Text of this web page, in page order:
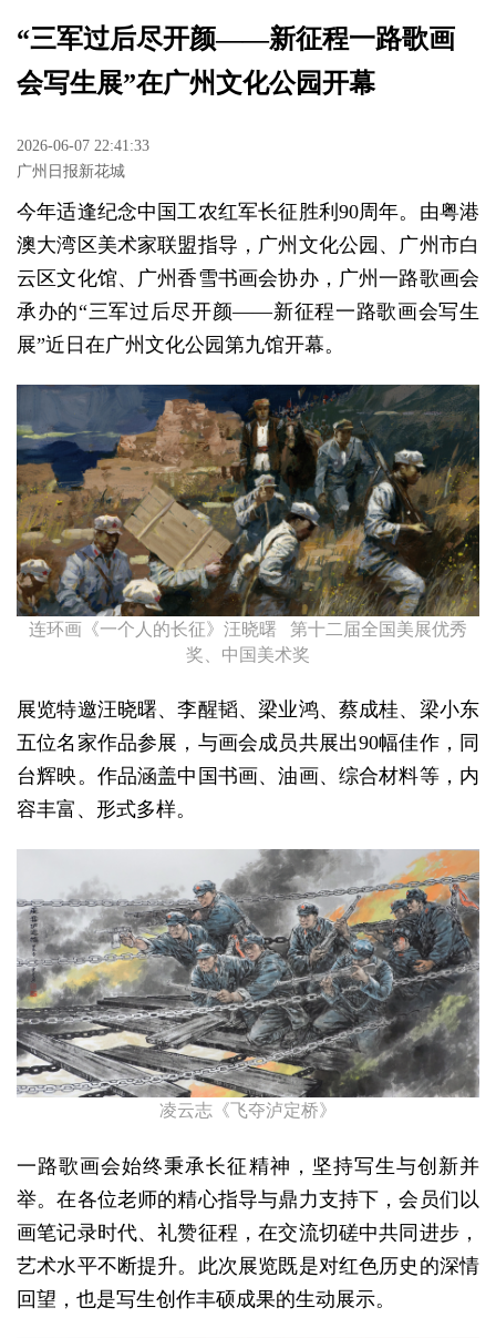
“三军过后尽开颜——新征程一路歌画
会写生展”在广州文化公园开幕
2026-06-07 22:41:33
广州日报新花城
今年适逢纪念中国工农红军长征胜利90周年。由粤港
澳大湾区美术家联盟指导，广州文化公园、广州市白
云区文化馆、广州香雪书画会协办，广州一路歌画会
承办的“三军过后尽开颜——新征程一路歌画会写生
展”近日在广州文化公园第九馆开幕。
连环画《一个人的长征》汪晓曙 第十二届全国美展优秀
奖、中国美术奖
展览特邀汪晓曙、李醒韬、梁业鸿、蔡成桂、梁小东
五位名家作品参展，与画会成员共展出90幅佳作，同
台辉映。作品涵盖中国书画、油画、综合材料等，内
容丰富、形式多样。
凌云志《飞夺泸定桥》
一路歌画会始终秉承长征精神，坚持写生与创新并
举。在各位老师的精心指导与鼎力支持下，会员们以
画笔记录时代、礼赞征程，在交流切磋中共同进步，
艺术水平不断提升。此次展览既是对红色历史的深情
回望，也是写生创作丰硕成果的生动展示。